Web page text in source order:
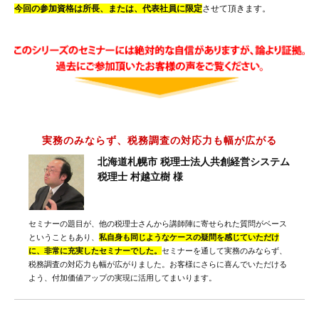
今回の参加資格は所長、または、代表社員に限定させて頂きます。
実務のみならず、税務調査の対応力も幅が広がる
北海道札幌市 税理士法人共創経営システム
税理士 村越立樹 様
セミナーの題目が、他の税理士さんから講師陣に寄せられた質問がベース
ということもあり、 私自身も同じようなケースの疑問を感じていただけ
に、非常に充実したセミナーでした。 セミナーを通して実務のみならず、
税務調査の対応力も幅が広がりました。お客様にさらに喜んでいただける
よう、付加価値アップの実現に活用してまいります。